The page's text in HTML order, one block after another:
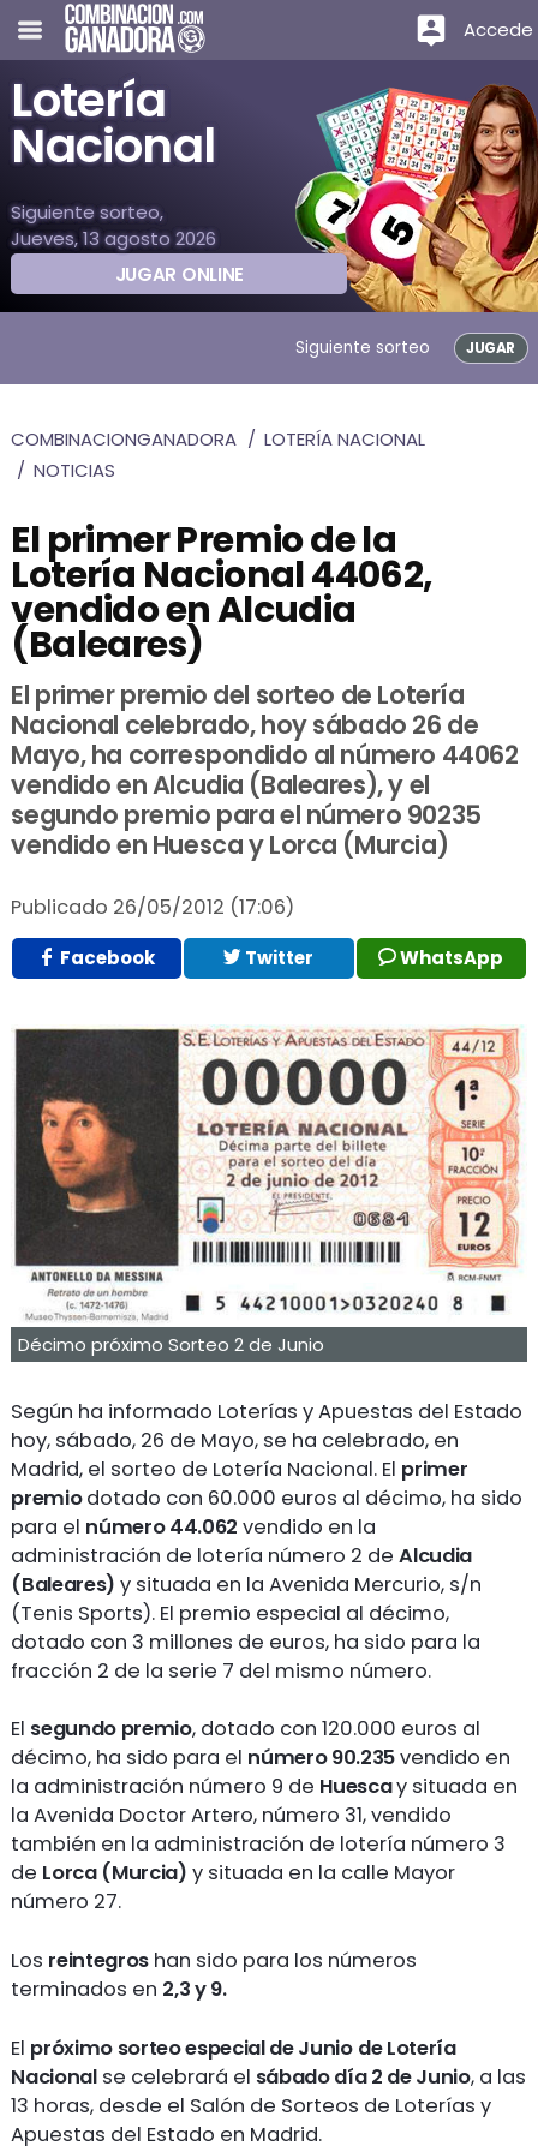
Accede
Lotería
Nacional
Siguiente sorteo,
Jueves, 13 agosto 2026
JUGAR ONLINE
Siguiente sorteo JUGAR
COMBINACIONGANADORA
LOTERÍA NACIONAL
NOTICIAS
El primer Premio de la
Lotería Nacional 44062,
vendido en Alcudia
(Baleares)
El primer premio del sorteo de Lotería
Nacional celebrado, hoy sábado 26 de
Mayo, ha correspondido al número 44062
vendido en Alcudia (Baleares), y el
segundo premio para el número 90235
vendido en Huesca y Lorca (Murcia)
Publicado 26/05/2012 (17:06)
Facebook Twitter WhatsApp
Décimo próximo Sorteo 2 de Junio
Según ha informado Loterías y Apuestas del Estado
hoy, sábado, 26 de Mayo, se ha celebrado, en
Madrid, el sorteo de Lotería Nacional. El primer
premiodotado con 60.000 euros al décimo, ha sido
para el número 44.062 vendido en la
administración de lotería número 2 deAlcudia
(Baleares) y situada en la Avenida Mercurio, s/n
(Tenis Sports). El premio especial al décimo,
dotado con 3 millones de euros, ha sido para la
fracción 2 de la serie 7 del mismo número.
El segundo premio, dotado con 120.000 euros al
décimo, ha sido para el número 90.235vendido en
la administración número 9 de Huescay situada en
la Avenida Doctor Artero, número 31, vendido
también en la administración de lotería número 3
de Lorca (Murcia) y situada en la calle Mayor
número 27.
Los reintegros han sido para los números
terminados en 2,3 y 9.
El próximo sorteo especial de Junio de Lotería
Nacionalse celebrará el sábado día 2 de Junio, a las
13 horas, desde el Salón de Sorteos de Loterías y
Apuestas del Estado en Madrid.